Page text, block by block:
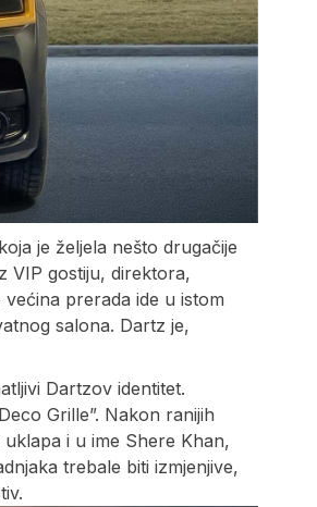
je željela nešto drugačije
VIP gostiju, direktora,
prerada ide u istom
salona. Dartz je,
Dartzov identitet.
Grille”. Nakon ranijih
i u ime Shere Khan,
trebale biti izmjenjive,